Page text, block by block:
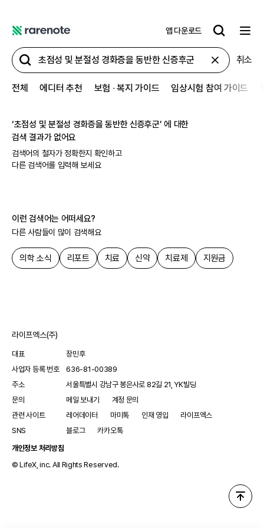
어
노
트
앱 다운로드
취소
전체 에디터 추천 보험 ∙ 복지 가이드 임상시험 참여 가이드
‘초점성 및 분절성 경화증을 동반한 신증후군’ 에 대한
검색 결과가 없어요
검색어의 철자가 정확한지 확인하고
다른 검색어를 입력해 보세요
이런 검색어는 어떠세요?
다른 사람들이 많이 검색해요
의학 소식 리포트 치료 신약 치료제 지원금
라이프엑스(주)
대표
장민후
사업자 등록 번호
636-81-00389
주소
서울특별시 강남구 봉은사로 82길 21, YK빌딩
문의
메일 보내기
계정 문의
관련 사이트
레어데이터 마미톡 인재 영입
라이프엑스
SNS
블로그
카카오톡
개인정보 처리방침
© LifeX, inc. All Rights Reserved.